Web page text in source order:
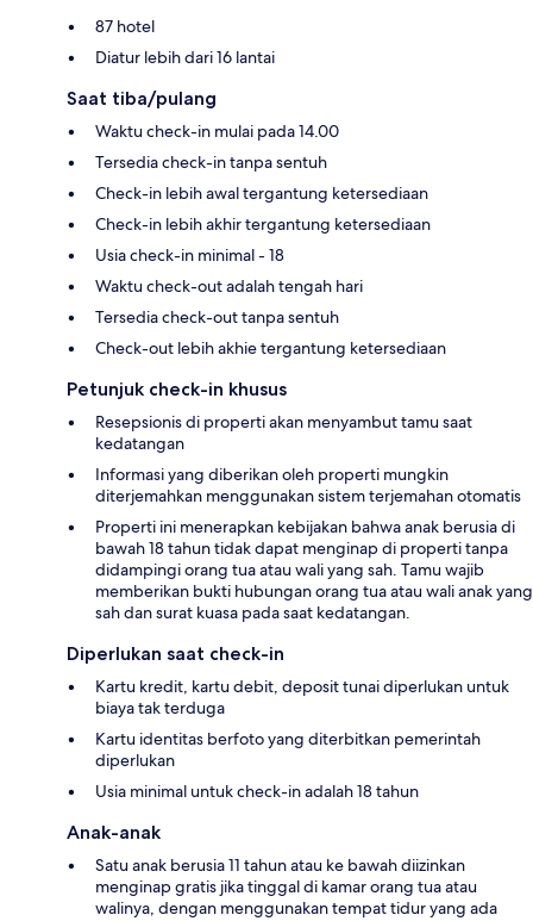
87 hotel
Diatur lebih dari 16 lantai
Saat tiba/pulang
Waktu check-in mulai pada 14.00
Tersedia check-in tanpa sentuh
Check-in lebih awal tergantung ketersediaan
Check-in lebih akhir tergantung ketersediaan
Usia check-in minimal - 18
Waktu check-out adalah tengah hari
Tersedia check-out tanpa sentuh
Check-out lebih akhie tergantung ketersediaan
Petunjuk check-in khusus
Resepsionis di properti akan menyambut tamu saat
kedatangan
Informasi yang diberikan oleh properti mungkin
diterjemahkan menggunakan sistem terjemahan otomatis
Properti ini menerapkan kebijakan bahwa anak berusia di
bawah 18 tahun tidak dapat menginap di properti tanpa
didampingi orang tua atau wali yang sah. Tamu wajib
memberikan bukti hubungan orang tua atau wali anak yang
sah dan surat kuasa pada saat kedatangan.
Diperlukan saat check-in
Kartu kredit, kartu debit, deposit tunai diperlukan untuk
biaya tak terduga
Kartu identitas berfoto yang diterbitkan pemerintah
diperlukan
Usia minimal untuk check-in adalah 18 tahun
Anak-anak
Satu anak berusia 11 tahun atau ke bawah diizinkan
menginap gratis jika tinggal di kamar orang tua atau
walinya, dengan menggunakan tempat tidur yang ada